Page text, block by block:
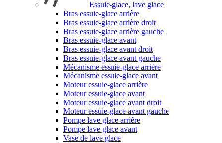
Essuie-glace, lave glace
Bras essuie-glace arrière
Bras essuie-glace arrière droit
Bras essuie-glace arrière gauche
Bras essuie-glace avant
Bras essuie-glace avant droit
Bras essuie-glace avant gauche
Mécanisme essuie-glace arrière
Mécanisme essuie-glace avant
Moteur essuie-glace arrière
Moteur essuie-glace avant
Moteur essuie-glace avant droit
Moteur essuie-glace avant gauche
Pompe lave glace arrière
Pompe lave glace avant
Vase de lave glace